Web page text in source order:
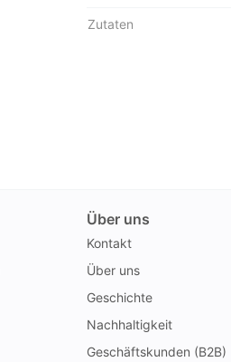
Zutaten
Über uns
Kontakt
Über uns
Geschichte
Nachhaltigkeit
Geschäftskunden (B2B)